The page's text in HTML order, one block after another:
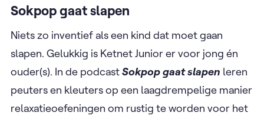
Sokpop gaat slapen
Niets zo inventief als een kind dat moet gaan
slapen. Gelukkig is Ketnet Junior er voor jong én
ouder(s). In de podcastSokpop gaat slapen leren
peuters en kleuters op een laagdrempelige manier
relaxatieoefeningen om rustig te worden voor het